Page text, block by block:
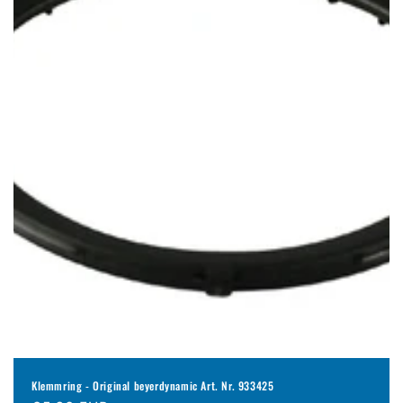
Klemmring - Original beyerdynamic Art. Nr. 933425